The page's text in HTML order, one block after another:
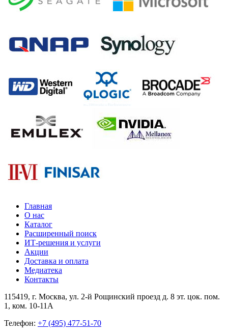
Главная
О нас
Каталог
Расширенный поиск
ИТ-решения и услуги
Акции
Доставка и оплата
Медиатека
Контакты
115419, г. Москва, ул. 2-й Рощинский проезд д. 8 эт. цок. пом.
1, ком. 10-11А
Телефон: +7 (495) 477-51-70